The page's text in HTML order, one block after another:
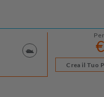
Crea il Tuo